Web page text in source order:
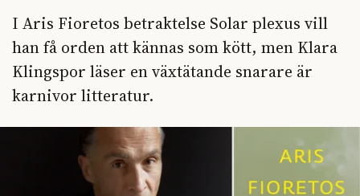
I Aris Fioretos betraktelse Solar plexus vill
han få orden att kännas som kött, men Klara
Klingspor läser en växtätande snarare är
karnivor litteratur.